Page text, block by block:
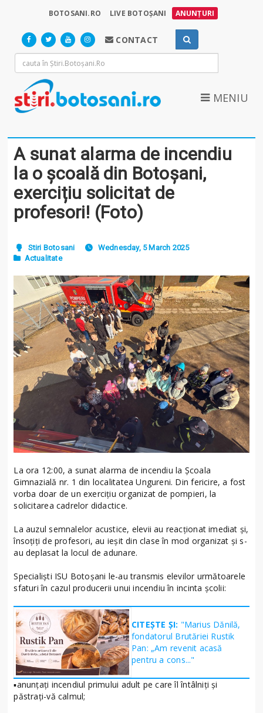
BOTOSANI.RO LIVE BOTOȘANI ANUNȚURI
CONTACT
MENIU
A sunat alarma de incendiu
la o școală din Botoșani,
exercițiu solicitat de
profesori! (Foto)
Stiri Botosani
Wednesday, 5 March 2025
Actualitate
La ora 12:00, a sunat alarma de incendiu la Școala
Gimnazială nr. 1 din localitatea Ungureni. Din fericire, a fost
vorba doar de un exercițiu organizat de pompieri, la
solicitarea cadrelor didactice.
La auzul semnalelor acustice, elevii au reacționat imediat și,
însoțiți de profesori, au ieșit din clase în mod organizat și s-
au deplasat la locul de adunare.
Specialiști ISU Botoșani le-au transmis elevilor următoarele
sfaturi în cazul producerii unui incendiu în incinta școlii:
CITEȘTE ȘI: "Marius Dănilă,
fondatorul Brutăriei Rustik
Pan: „Am revenit acasă
pentru a cons..."
▪️anunțați incendiul primului adult pe care îl întâlniți și
păstraţi-vă calmul;